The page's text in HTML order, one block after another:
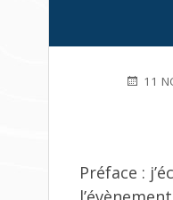
PUBLIÉ
11
Préface :